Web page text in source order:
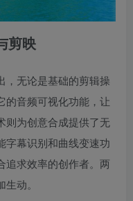
剪映
，无论是基础的剪辑操
的音频可视化功能，让
则为创意合成提供了无
字幕识别和曲线变速功
追求效率的创作者。两
动。